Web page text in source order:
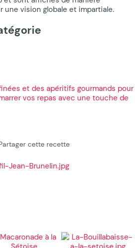
une vision globale et impartiale.
et des apéritifs gourmands pour
vos repas avec une touche de
cette recette